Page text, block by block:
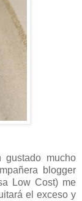
mucho
blogger
Low Cost) me
el exceso y